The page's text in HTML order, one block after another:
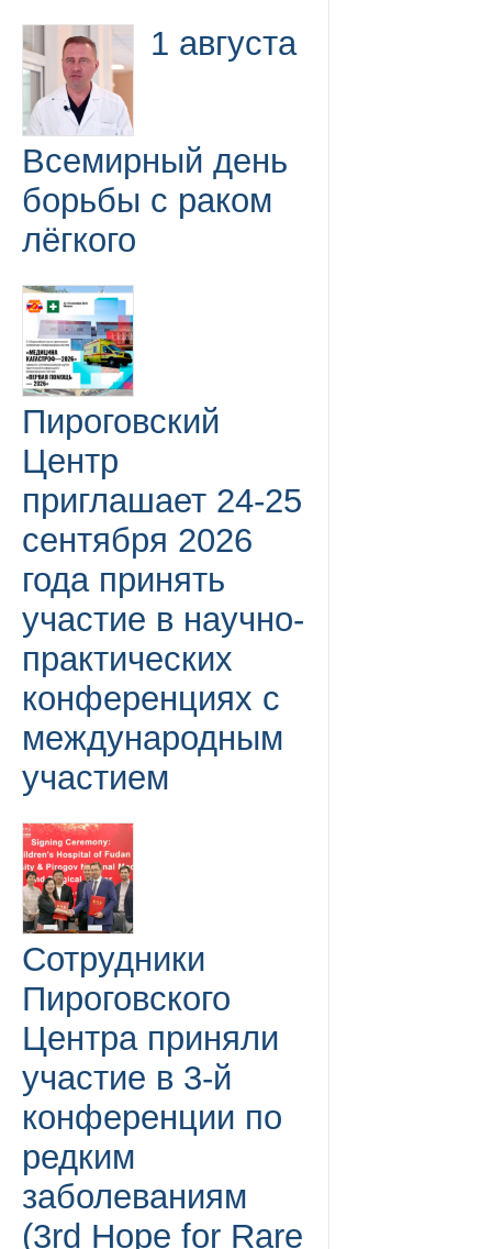
1 августа
Всемирный день
борьбы с раком
лёгкого
Пироговский
Центр
приглашает 24-25
сентября 2026
года принять
участие в научно-
практических
конференциях с
международным
участием
Сотрудники
Пироговского
Центра приняли
участие в 3-й
конференции по
редким
заболеваниям
(3rd Hope for Rare